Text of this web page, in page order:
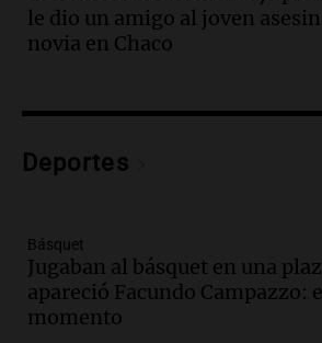
Panorama Federal
Episodios
Procrear en la provincia
Episodios
y críticas entre senadores
Panorama Federal
Episodios
Audio.
le dio un amigo al joven
novia en Chaco
Deportes
Básquet
Jugaban al básquet en una
apareció Facundo Campazzo:
momento